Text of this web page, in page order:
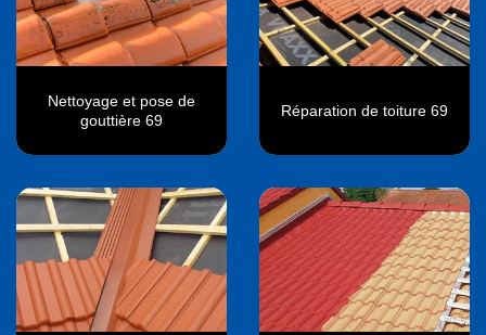
Nettoyage et pose de
gouttière 69
Réparation de toiture 69